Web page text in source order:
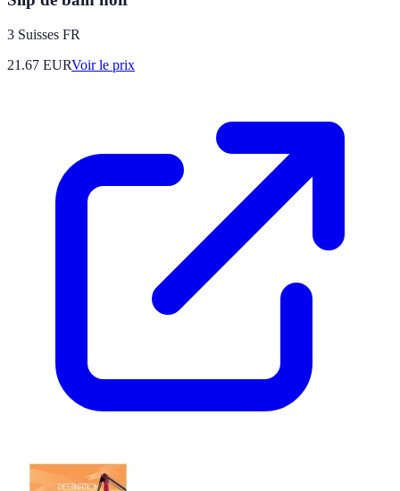
3 Suisses FR
21.67 EURVoir le prix